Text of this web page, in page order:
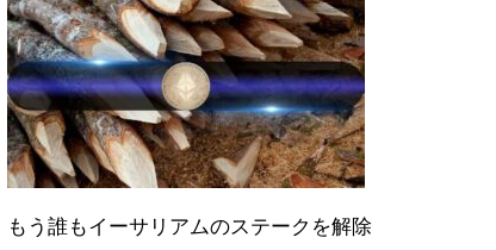
もう誰もイーサリアムのステークを解除